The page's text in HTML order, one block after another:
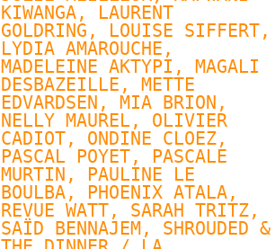
KIWANGA, LAURENT
GOLDRING , LOUISE SIFFERT,
LYDIA AMAROUCHE,
MADELEINE AKTYPI, MAGALI
DESBAZEILLE, METTE
EDVARDSEN , MIA BRION,
NELLY MAUREL, OLIVIER
CADIOT, ONDINE CLOEZ,
PASCAL POYET, PASCALE
MURTIN , PAULINE LE
BOULBA, PHOENIX ATALA,
REVUE WATT, SARAH TRITZ,
SAÏD BENNAJEM, SHROUDED &